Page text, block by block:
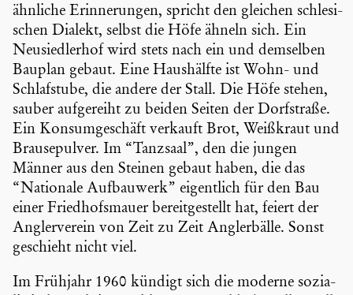
ähnliche Erinne­rungen, spricht den gleichen schle­si­
schen Dialekt, selbst die Höfe ähneln sich. Ein
Neusied­lerhof wird stets nach ein und demselben
Bauplan gebaut. Eine Haushälfte ist Wohn- und
Schlaf­stube, die andere der Stall. Die Höfe stehen,
sauber aufge­reiht zu beiden Seiten der Dorfstraße.
Ein Konsum­ge­schäft verkauft Brot, Weißkraut und
Brause­pulver. Im “Tanzsaal”, den die jungen
Männer aus den Steinen gebaut haben, die das
“Nationale Aufbau­werk” eigent­lich für den Bau
einer Fried­hofs­mauer bereit­ge­stellt hat, feiert der
Angler­verein von Zeit zu Zeit Angler­bälle. Sonst
geschieht nicht viel.
Im Frühjahr 1960 kündigt sich die moderne sozia­